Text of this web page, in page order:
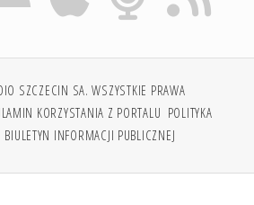
SZCZECIN SA. WSZYSTKIE PRAWA
KORZYSTANIA Z PORTALU POLITYKA
BIULETYN INFORMACJI PUBLICZNEJ